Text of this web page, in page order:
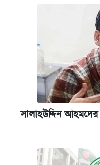
সালাহউদ্দিন